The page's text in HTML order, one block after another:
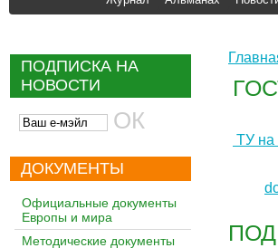
ПОДПИСКА НА
НОВОСТИ
ДОКУМЕНТЫ
Официальные документы
Европы и мира
Методические документы
ТУ на